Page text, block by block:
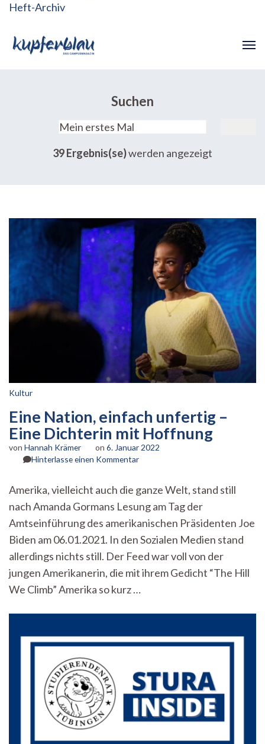
Heft-Archiv
Suchen
Suchen
39 Ergebnis(se)werden angezeigt
Kultur
Eine Nation, einfach unfertig –
Eine Dichterin mit Hoffnung
von Hannah Krämer on 6. Januar 2022
Hinterlasse einen Kommentarzu
einfach
unfertig
Eine
Dichterin
mit
Amerika, vielleicht auch die ganze Welt, stand still
nach Amanda Gormans Lesung am Tag der
Amtseinführung des amerikanischen Präsidenten Joe
Biden am 06.01.2021. In den Sozialen Medien stand
allerdings nichts still. Der Feed war voll von der
jungen Amerikanerin, die mit ihrem Gedicht “The Hill
We Climb” Amerika so kurz …